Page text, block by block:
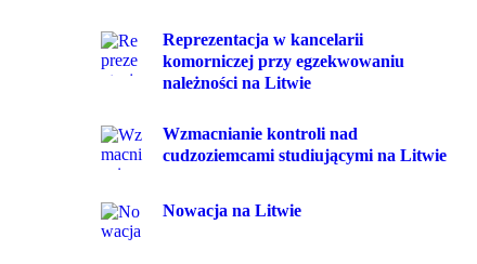
Reprezentacja w kancelarii
komorniczej przy egzekwowaniu
należności na Litwie
Wzmacnianie kontroli nad
cudzoziemcami studiującymi na Litwie
Nowacja na Litwie